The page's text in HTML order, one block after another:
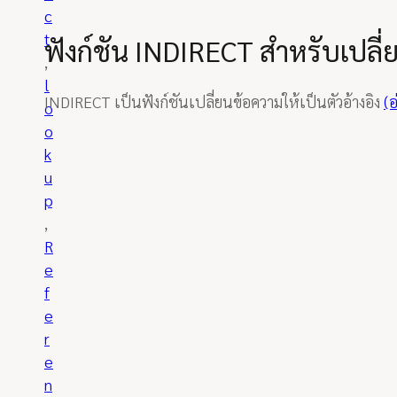
c
t
,
l
o
o
k
u
p
R
e
f
e
r
e
n
ฟังก์ชัน INDIRECT สำหรับเปลี่
INDIRECT เป็นฟังก์ชันเปลี่ยนข้อความให้เป็นตัวอ้างอิง (